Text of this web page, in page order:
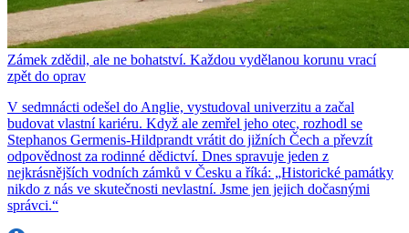
Zámek zdědil, ale ne bohatství. Každou vydělanou korunu vrací
zpět do oprav
V sedmnácti odešel do Anglie, vystudoval univerzitu a začal
budovat vlastní kariéru. Když ale zemřel jeho otec, rozhodl se
Stephanos Germenis-Hildprandt vrátit do jižních Čech a převzít
odpovědnost za rodinné dědictví. Dnes spravuje jeden z
nejkrásnějších vodních zámků v Česku a říká: „Historické památky
nikdo z nás ve skutečnosti nevlastní. Jsme jen jejich dočasnými
správci.“